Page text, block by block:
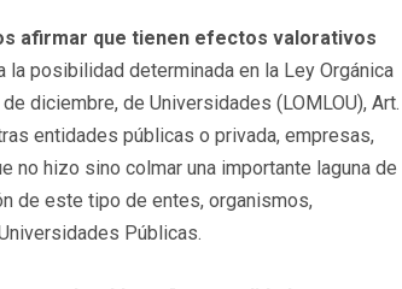
afirmar que tienen efectos valorativos
la posibilidad determinada en la Ley Orgánica
diciembre, de Universidades (LOMLOU), Art.
entidades públicas o privada, empresas,
no hizo sino colmar una importante laguna de
de este tipo de entes, organismos,
Públicas.